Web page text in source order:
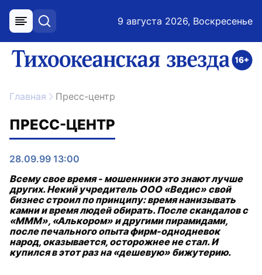
меню поиск 9 августа 2026, Воскресенье
ссылка на главную
Главная Пресс-центр
ПРЕСС-ЦЕНТР
28.09.99 13:00
Всему свое время - мошенники это знают лучше
других. Некий учредитель ООО «Ведис» свой
бизнес строил по принципу: время нанизывать
камни и время людей обирать. После скандалов с
«МММ», «Алькором» и другими пирамидами,
после печального опыта фирм-однодневок
народ, оказывается, осторожнее не стал. И
купился в этот раз на «дешевую» бижутерию.